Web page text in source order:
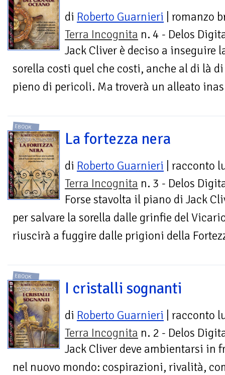
di Roberto Guarnieri | romanzo
Terra Incognita n. 4 - Delos
Jack Cliver è deciso a inseguire
sorella costi quel che costi, anche al di là
pieno di pericoli. Ma troverà un alleato
EBOOK
La fortezza nera
di Roberto Guarnieri | racconto
Terra Incognita n. 3 - Delos
Forse stavolta il piano di Jack
per salvare la sorella dalle grinfie del
riuscirà a fuggire dalle prigioni della
EBOOK
I cristalli sognanti
di Roberto Guarnieri | racconto
Terra Incognita n. 2 - Delos
Jack Cliver deve ambientarsi in
nel nuovo mondo: cospirazioni, rivalità,